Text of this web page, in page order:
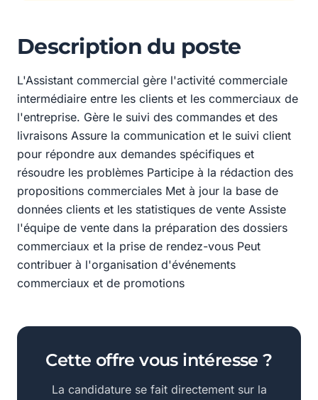
Description du poste
L'Assistant commercial gère l'activité commerciale
intermédiaire entre les clients et les commerciaux de
l'entreprise. Gère le suivi des commandes et des
livraisons Assure la communication et le suivi client
pour répondre aux demandes spécifiques et
résoudre les problèmes Participe à la rédaction des
propositions commerciales Met à jour la base de
données clients et les statistiques de vente Assiste
l'équipe de vente dans la préparation des dossiers
commerciaux et la prise de rendez-vous Peut
contribuer à l'organisation d'événements
commerciaux et de promotions
Cette offre vous intéresse ?
La candidature se fait directement sur la